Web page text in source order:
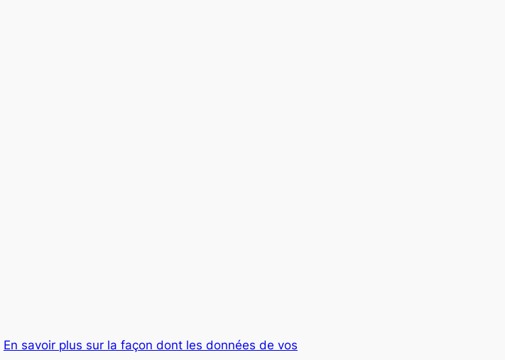
En savoir plus sur la façon dont les données de vos